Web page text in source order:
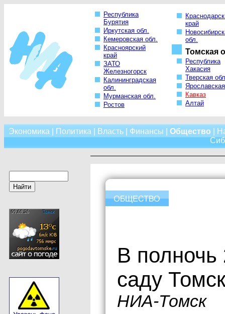
Республика
Бурятия
Иркутская обл.
Кемеровская обл.
Красноярский
край
ЗАТО
Железногорск
Калининградская
обл.
Мурманская обл.
Ростов
край
обл.
Томская
Республика
Хакасия
Тверская
Кавказ
Алтай
Экономика Политика Власть| Финансы Общество
В
саду
НИА-Томск